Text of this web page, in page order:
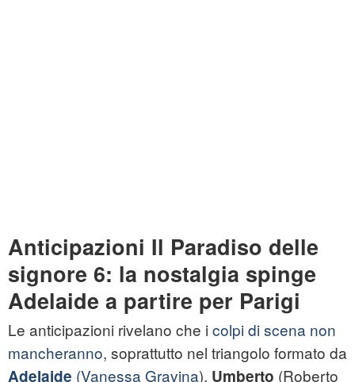
Anticipazioni Il Paradiso delle
signore 6: la nostalgia spinge
Adelaide a partire per Parigi
Le anticipazioni rivelano che i colpi di scena non
mancheranno, soprattutto nel triangolo formato da
Adelaide (Vanessa Gravina), Umberto (Roberto